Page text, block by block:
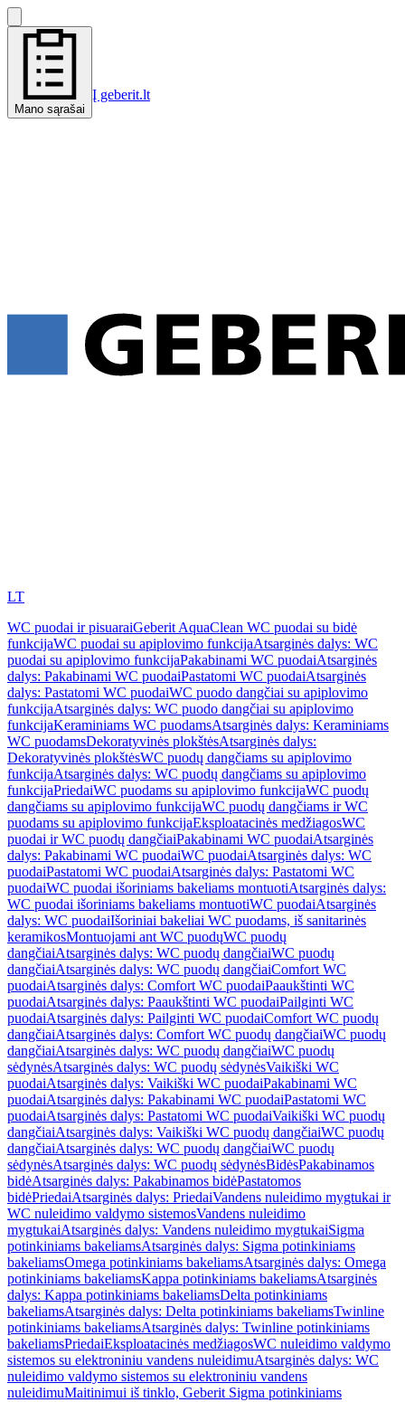
Mano sąrašai
Į geberit.lt
LT
WC puodai ir pisuaraiGeberit AquaClean WC puodai su bidė
funkcijaWC puodai su apiplovimo funkcijaAtsarginės dalys: WC
puodai su apiplovimo funkcijaPakabinami WC puodaiAtsarginės
dalys: Pakabinami WC puodaiPastatomi WC puodaiAtsarginės
dalys: Pastatomi WC puodaiWC puodo dangčiai su apiplovimo
funkcijaAtsarginės dalys: WC puodo dangčiai su apiplovimo
funkcijaKeraminiams WC puodamsAtsarginės dalys: Keraminiams
WC puodamsDekoratyvinės plokštėsAtsarginės dalys:
Dekoratyvinės plokštėsWC puodų dangčiams su apiplovimo
funkcijaAtsarginės dalys: WC puodų dangčiams su apiplovimo
funkcijaPriedaiWC puodams su apiplovimo funkcijaWC puodų
dangčiams su apiplovimo funkcijaWC puodų dangčiams ir WC
puodams su apiplovimo funkcijaEksploatacinės medžiagosWC
puodai ir WC puodų dangčiaiPakabinami WC puodaiAtsarginės
dalys: Pakabinami WC puodaiWC puodaiAtsarginės dalys: WC
puodaiPastatomi WC puodaiAtsarginės dalys: Pastatomi WC
puodaiWC puodai išoriniams bakeliams montuotiAtsarginės dalys:
WC puodai išoriniams bakeliams montuotiWC puodaiAtsarginės
dalys: WC puodaiIšoriniai bakeliai WC puodams, iš sanitarinės
keramikosMontuojami ant WC puodųWC puodų
dangčiaiAtsarginės dalys: WC puodų dangčiaiWC puodų
dangčiaiAtsarginės dalys: WC puodų dangčiaiComfort WC
puodaiAtsarginės dalys: Comfort WC puodaiPaaukštinti WC
puodaiAtsarginės dalys: Paaukštinti WC puodaiPailginti WC
puodaiAtsarginės dalys: Pailginti WC puodaiComfort WC puodų
dangčiaiAtsarginės dalys: Comfort WC puodų dangčiaiWC puodų
dangčiaiAtsarginės dalys: WC puodų dangčiaiWC puodų
sėdynėsAtsarginės dalys: WC puodų sėdynėsVaikiški WC
puodaiAtsarginės dalys: Vaikiški WC puodaiPakabinami WC
puodaiAtsarginės dalys: Pakabinami WC puodaiPastatomi WC
puodaiAtsarginės dalys: Pastatomi WC puodaiVaikiški WC puodų
dangčiaiAtsarginės dalys: Vaikiški WC puodų dangčiaiWC puodų
dangčiaiAtsarginės dalys: WC puodų dangčiaiWC puodų
sėdynėsAtsarginės dalys: WC puodų sėdynėsBidėsPakabinamos
bidėAtsarginės dalys: Pakabinamos bidėPastatomos
bidėPriedaiAtsarginės dalys: PriedaiVandens nuleidimo mygtukai ir
WC nuleidimo valdymo sistemosVandens nuleidimo
mygtukaiAtsarginės dalys: Vandens nuleidimo mygtukaiSigma
potinkiniams bakeliamsAtsarginės dalys: Sigma potinkiniams
bakeliamsOmega potinkiniams bakeliamsAtsarginės dalys: Omega
potinkiniams bakeliamsKappa potinkiniams bakeliamsAtsarginės
dalys: Kappa potinkiniams bakeliamsDelta potinkiniams
bakeliamsAtsarginės dalys: Delta potinkiniams bakeliamsTwinline
potinkiniams bakeliamsAtsarginės dalys: Twinline potinkiniams
bakeliamsPriedaiEksploatacinės medžiagosWC nuleidimo valdymo
sistemos su elektroniniu vandens nuleidimuAtsarginės dalys: WC
nuleidimo valdymo sistemos su elektroniniu vandens
nuleidimuMaitinimui iš tinklo, Geberit Sigma potinkiniams